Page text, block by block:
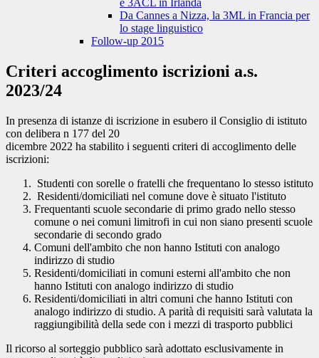
e 3ACL in Irlanda
Da Cannes a Nizza, la 3ML in Francia per
lo stage linguistico
Follow-up 2015
Criteri accoglimento iscrizioni a.s.
2023/24
In presenza di istanze di iscrizione in esubero il Consiglio di istituto
con delibera n 177 del 20
dicembre 2022 ha stabilito i seguenti criteri di accoglimento delle
iscrizioni:
Studenti con sorelle o fratelli che frequentano lo stesso istituto
Residenti/domiciliati nel comune dove è situato l'istituto
Frequentanti scuole secondarie di primo grado nello stesso
comune o nei comuni limitrofi in cui non siano presenti scuole
secondarie di secondo grado
Comuni dell'ambito che non hanno Istituti con analogo
indirizzo di studio
Residenti/domiciliati in comuni esterni all'ambito che non
hanno Istituti con analogo indirizzo di studio
Residenti/domiciliati in altri comuni che hanno Istituti con
analogo indirizzo di studio. A parità di requisiti sarà valutata la
raggiungibilità della sede con i mezzi di trasporto pubblici
Il ricorso al sorteggio pubblico sarà adottato esclusivamente in